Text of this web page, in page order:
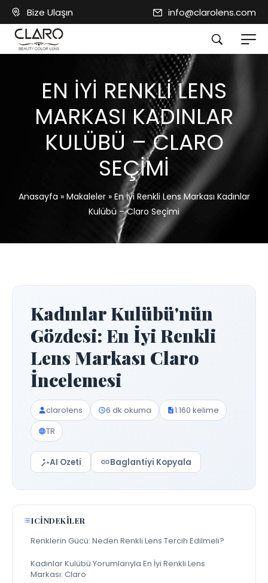
Bize Ulaşın info@clarolens.com
EN İYI RENKLI LENS
MARKASI KADINLAR
KULÜBÜ – CLARO
SEÇIMI
Anasayfa » Makaleler» En İyi Renkli Lens Markası Kadınlar
Kulübü – Claro Seçimi
Kadınlar Kulübü'nün
Gözdesi: En İyi Renkli
Lens Markası Claro
İncelemesi
clarolens 6 dk okuma
1.160 kelime
TR
AI Ozeti Baglantiyi Kopyala
ICINDEKILER
Renklerin Gücü: Neden Renkli Lens Tercih Edilmeli?
Kadınlar Kulübü Yorumlarıyla En İyi Renkli Lens
Markası: Claro